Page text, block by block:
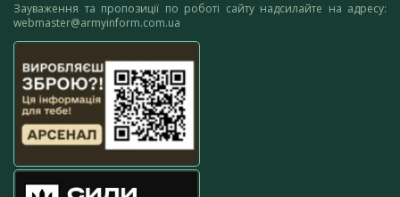
Зауваження та пропозиції по роботі сайту надсилайте на адресу:
webmaster@armyinform.com.ua